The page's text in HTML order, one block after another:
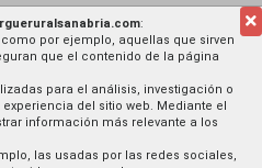
:
por ejemplo, aquellas que sirven
que el contenido de la página
para el análisis, investigación o
del sitio web. Mediante el
información más relevante a los
las usadas por las redes sociales,
CONTACTO